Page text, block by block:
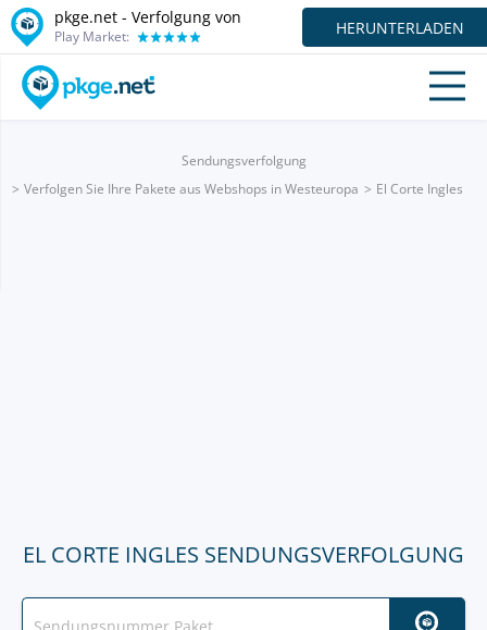
pkge.net - Verfolgung von
Play Market: HERUNTERLADEN
Sendungsverfolgung
Verfolgen Sie Ihre Pakete aus Webshops in Westeuropa
El Corte Ingles
EL CORTE INGLES SENDUNGSVERFOLGUNG